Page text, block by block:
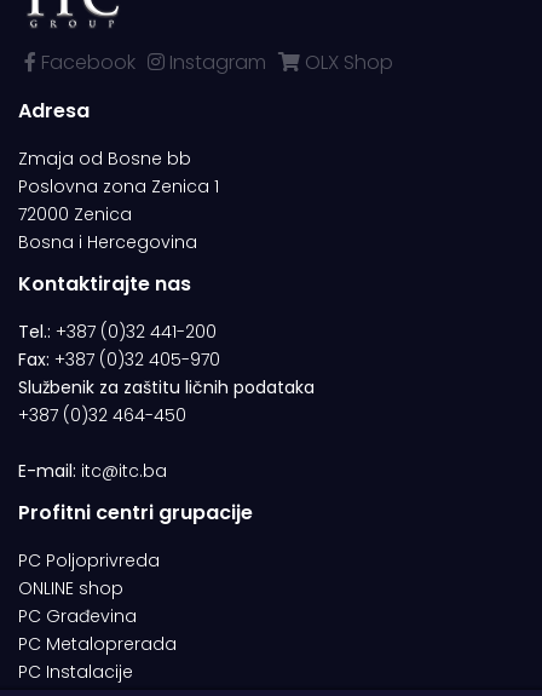
Facebook Instagram
OLX Shop
Adresa
Zmaja od Bosne bb
Poslovna zona Zenica 1
72000 Zenica
Bosna i Hercegovina
Kontaktirajte nas
Tel.: +387 (0)32 441-200
Fax: +387 (0)32 405-970
Službenik za zaštitu ličnih podataka
+387 (0)32 464-450
E-mail: itc@itc.ba
Profitni centri grupacije
PC Poljoprivreda
ONLINE shop
PC Građevina
PC Metaloprerada
PC Instalacije